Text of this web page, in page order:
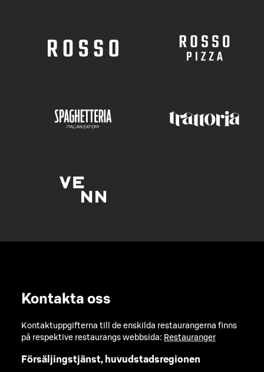
Kontakta oss
Kontaktuppgifterna till de enskilda restaurangerna finns
på respektive restaurangs webbsida: Restauranger
Försäljingstjänst, huvudstadsregionen